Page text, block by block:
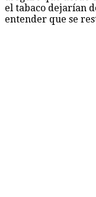
el tabaco dejarían
entender que se